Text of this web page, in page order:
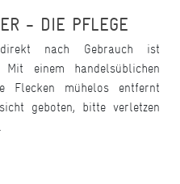
- DIE PFLEGE
nach Gebrauch ist
Mit einem handelsüblichen
Flecken mühelos entfernt
geboten, bitte verletzen